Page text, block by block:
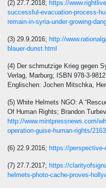
(2) 27.7.2018; https://
successful-evacuation-process-
remain-in-syria-under-growing-
(3) 29.9.2016; http://
blauer-dunst.html
(4) Der schmutzige Krieg gegen
Verlag, Marburg; ISBN 978-3-
Englischen: Jochen Mitschka,
(5) White Helmets NGO: A
Of Human Rights; Brandon
http://www.mintpressnews.com/
operation-guise-human-rights/
(6) 22.9.2016; https://
(7) 27.7.2017; https://
helmets-photo-cache-proves-